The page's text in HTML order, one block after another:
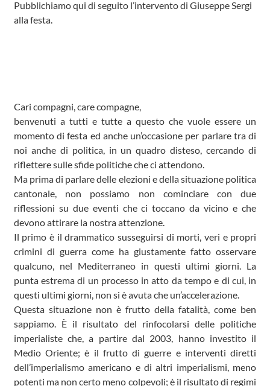
Pubblichiamo qui di seguito l’intervento di Giuseppe Sergi
alla festa.
Cari compagni, care compagne,
benvenuti a tutti e tutte a questo che vuole essere un
momento di festa ed anche un’occasione per parlare tra di
noi anche di politica, in un quadro disteso, cercando di
riflettere sulle sfide politiche che ci attendono.
Ma prima di parlare delle elezioni e della situazione politica
cantonale, non possiamo non cominciare con due
riflessioni su due eventi che ci toccano da vicino e che
devono attirare la nostra attenzione.
Il primo è il drammatico susseguirsi di morti, veri e propri
crimini di guerra come ha giustamente fatto osservare
qualcuno, nel Mediterraneo in questi ultimi giorni. La
punta estrema di un processo in atto da tempo e di cui, in
questi ultimi giorni, non si è avuta che un’accelerazione.
Questa situazione non è frutto della fatalità, come ben
sappiamo. È il risultato del rinfocolarsi delle politiche
imperialiste che, a partire dal 2003, hanno investito il
Medio Oriente; è il frutto di guerre e interventi diretti
dell’imperialismo americano e di altri imperialismi, meno
potenti ma non certo meno colpevoli; è il risultato di regimi